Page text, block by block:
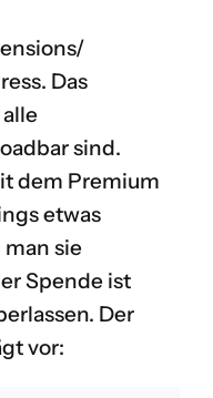
Das
sind.
dem Premium
etwas
sie
Spende ist
Der
vor: